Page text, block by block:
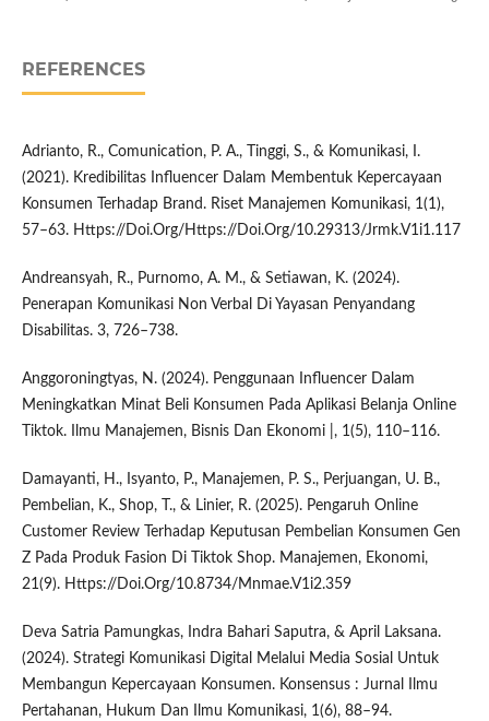
REFERENCES
Adrianto, R., Comunication, P. A., Tinggi, S., & Komunikasi, I.
(2021). Kredibilitas Influencer Dalam Membentuk Kepercayaan
Konsumen Terhadap Brand. Riset Manajemen Komunikasi, 1(1),
57–63. Https://Doi.Org/Https://Doi.Org/10.29313/Jrmk.V1i1.117
Andreansyah, R., Purnomo, A. M., & Setiawan, K. (2024).
Penerapan Komunikasi Non Verbal Di Yayasan Penyandang
Disabilitas. 3, 726–738.
Anggoroningtyas, N. (2024). Penggunaan Influencer Dalam
Meningkatkan Minat Beli Konsumen Pada Aplikasi Belanja Online
Tiktok. Ilmu Manajemen, Bisnis Dan Ekonomi |, 1(5), 110–116.
Damayanti, H., Isyanto, P., Manajemen, P. S., Perjuangan, U. B.,
Pembelian, K., Shop, T., & Linier, R. (2025). Pengaruh Online
Customer Review Terhadap Keputusan Pembelian Konsumen Gen
Z Pada Produk Fasion Di Tiktok Shop. Manajemen, Ekonomi,
21(9). Https://Doi.Org/10.8734/Mnmae.V1i2.359
Deva Satria Pamungkas, Indra Bahari Saputra, & April Laksana.
(2024). Strategi Komunikasi Digital Melalui Media Sosial Untuk
Membangun Kepercayaan Konsumen. Konsensus : Jurnal Ilmu
Pertahanan, Hukum Dan Ilmu Komunikasi, 1(6), 88–94.